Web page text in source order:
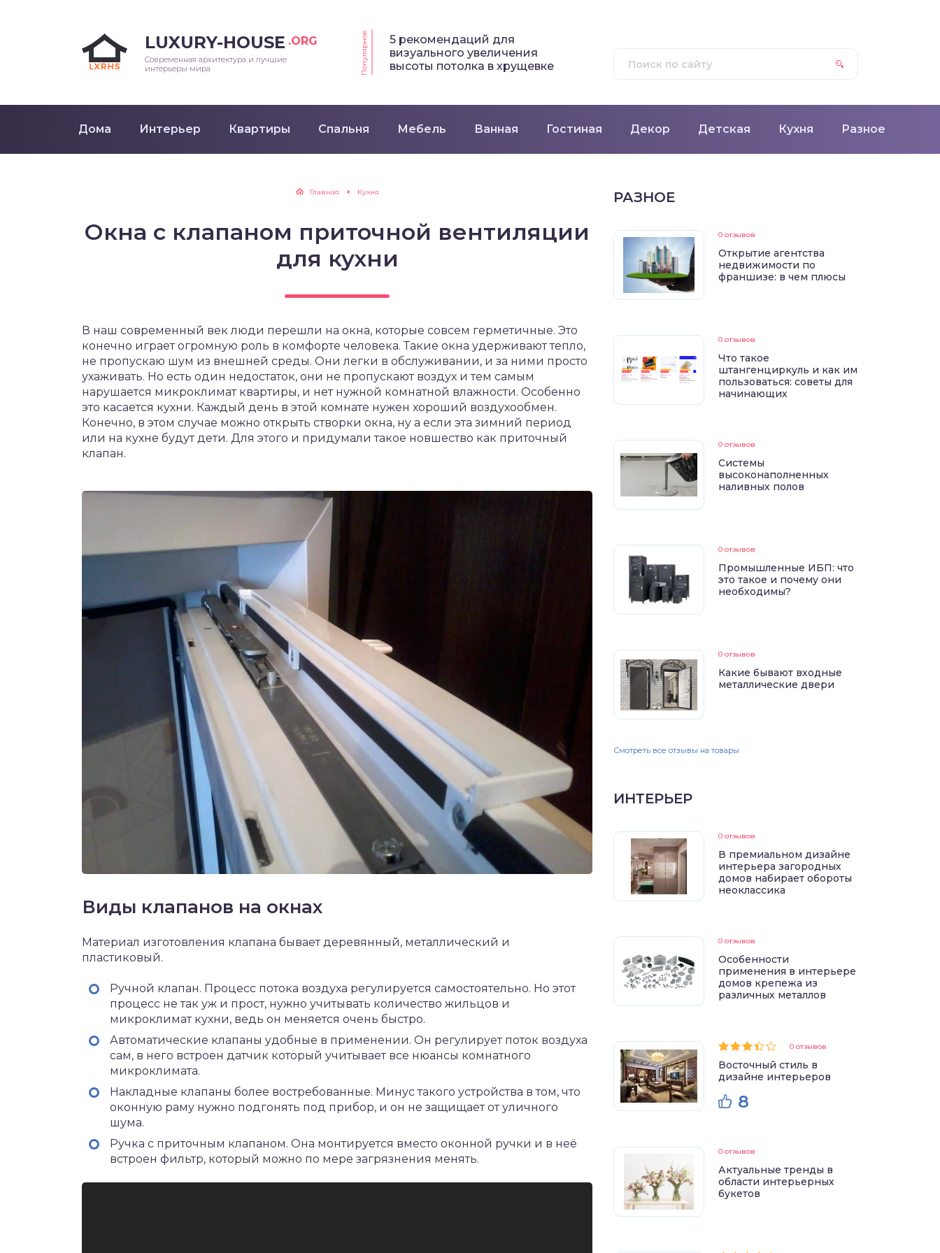
LUXURY-HOUSE .ORG
Современная архитектура и лучшие
интерьеры мира
Популярное
5 рекомендаций для
визуального увеличения
высоты потолка в хрущевке
Дома Интерьер Квартиры Спальня Мебель Ванная Гостиная Декор Детская Кухня Разное
Главная Кухня
Окна с клапаном приточной вентиляции
для кухни
В наш современный век люди перешли на окна, которые совсем герметичные. Это
конечно играет огромную роль в комфорте человека. Такие окна удерживают тепло,
не пропускаю шум из внешней среды. Они легки в обслуживании, и за ними просто
ухаживать. Но есть один недостаток, они не пропускают воздух и тем самым
нарушается микроклимат квартиры, и нет нужной комнатной влажности. Особенно
это касается кухни. Каждый день в этой комнате нужен хороший воздухообмен.
Конечно, в этом случае можно открыть створки окна, ну а если эта зимний период
или на кухне будут дети. Для этого и придумали такое новшество как приточный
клапан.
Виды клапанов на окнах
Материал изготовления клапана бывает деревянный, металлический и
пластиковый.
Ручной клапан. Процесс потока воздуха регулируется самостоятельно. Но этот
процесс не так уж и прост, нужно учитывать количество жильцов и
микроклимат кухни, ведь он меняется очень быстро.
Автоматические клапаны удобные в применении. Он регулирует поток воздуха
сам, в него встроен датчик который учитывает все нюансы комнатного
микроклимата.
Накладные клапаны более востребованные. Минус такого устройства в том, что
оконную раму нужно подгонять под прибор, и он не защищает от уличного
шума.
Ручка с приточным клапаном. Она монтируется вместо оконной ручки и в неё
встроен фильтр, который можно по мере загрязнения менять.
РАЗНОЕ
0 отзывов
Открытие агентства
недвижимости по
франшизе: в чем плюсы
0 отзывов
Что такое
штангенциркуль и как им
пользоваться: советы для
начинающих
0 отзывов
Системы
высоконаполненных
наливных полов
0 отзывов
Промышленные ИБП: что
это такое и почему они
необходимы?
0 отзывов
Какие бывают входные
металлические двери
Смотреть все отзывы на товары
ИНТЕРЬЕР
0 отзывов
В премиальном дизайне
интерьера загородных
домов набирает обороты
неоклассика
0 отзывов
Особенности
применения в интерьере
домов крепежа из
различных металлов
0 отзывов
Восточный стиль в
дизайне интерьеров
8
0 отзывов
Актуальные тренды в
области интерьерных
букетов